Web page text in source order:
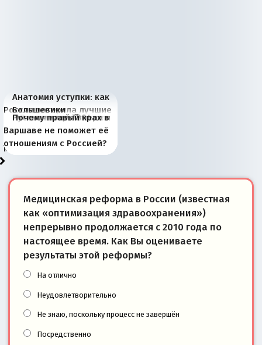
Анатомия уступки: как
Россия потеряла лучшие
рыбопромысловые
районы Баренцева
моря
Большевики
отличаются от «Яблока»
тем, что они -
победители
Киевская марионетка
Запада рассказала о
«переобувании» хозяев
В России назрели
перемены: 15 шагов к
суверенной экономике
Миграционный пожар
Европы
Россия начинает
сбрасывать балласт
Анкориджа
Россия зимой 1904
года: первые уступки во
внутренней политике
Русская нация вчера и
сегодня
Почему правый крах в
Варшаве не поможет её
отношениям с Россией?
Медицинская реформа в России (известная
как «оптимизация здравоохранения»)
непрерывно продолжается с 2010 года по
настоящее время. Как Вы оцениваете
результаты этой реформы?
На отлично
Неудовлетворительно
Не знаю, поскольку процесс не завершён
Посредственно